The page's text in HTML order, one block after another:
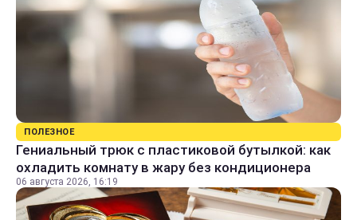
ПОЛЕЗНОЕ
Гениальный трюк с пластиковой бутылкой: как
охладить комнату в жару без кондиционера
06 августа 2026, 16:19